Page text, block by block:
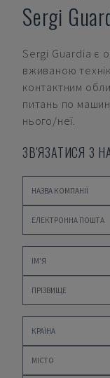
Sergi
Sergi Guardia є
вживаною
контактним
питань по
нього/неї.
ЗВ'ЯЗАТИСЯ З